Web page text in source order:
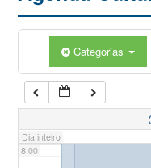
Categorias
Dia inteiro
5:00
7:00
8:00